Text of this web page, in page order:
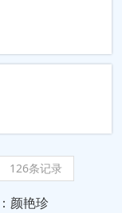
126条记录
颜艳珍